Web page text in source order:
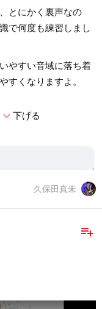
とにかく裏声なの
で何度も練習しまし
やすい音域に落ち着
すくなりますよ。
expand_more下げる
久保田真未
playlist_add